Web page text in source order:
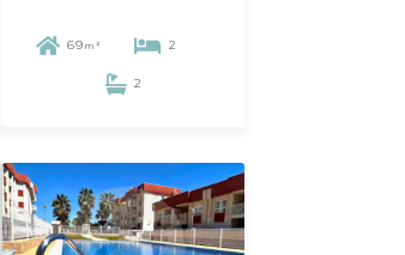
69 m² 2
2